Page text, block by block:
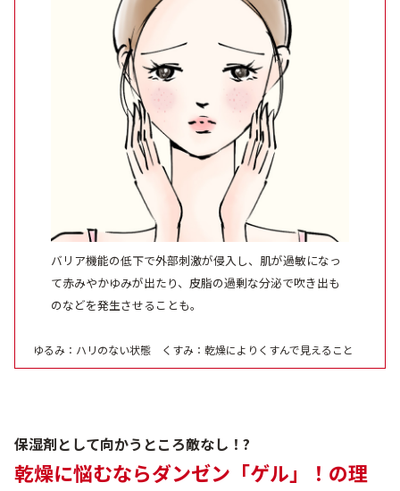
バリア機能の低下で外部刺激が侵入し、肌が過敏になっ
て赤みやかゆみが出たり、皮脂の過剰な分泌で吹き出も
のなどを発生させることも。
ゆるみ：ハリのない状態 くすみ：乾燥によりくすんで見えること
保湿剤として向かうところ敵なし！?
乾燥に悩むならダンゼン「ゲル」！の理